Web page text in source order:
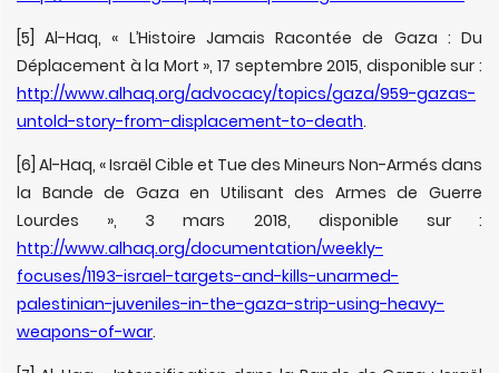
[5] Al-Haq, « L’Histoire Jamais Racontée de Gaza : Du
Déplacement à la Mort », 17 septembre 2015, disponible sur :
http://www.alhaq.org/advocacy/topics/gaza/959-gazas-
untold-story-from-displacement-to-death.
[6] Al-Haq, « Israël Cible et Tue des Mineurs Non-Armés dans
la Bande de Gaza en Utilisant des Armes de Guerre
Lourdes », 3 mars 2018, disponible sur :
http://www.alhaq.org/documentation/weekly-
focuses/1193-israel-targets-and-kills-unarmed-
palestinian-juveniles-in-the-gaza-strip-using-heavy-
weapons-of-war.